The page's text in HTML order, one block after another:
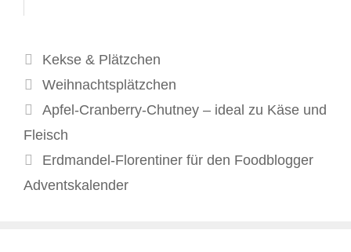
Kategorien
Kekse & Plätzchen
Schlagwörter
Weihnachtsplätzchen
Apfel-Cranberry-Chutney – ideal zu Käse und
Fleisch
Erdmandel-Florentiner für den Foodblogger
Adventskalender